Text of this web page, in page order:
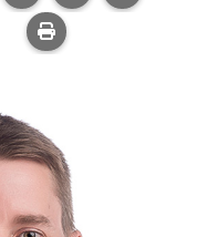
Imprime esta